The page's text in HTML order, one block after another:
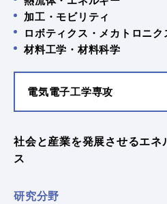
加工・モビリティ
ロボティクス・メカトロニク
材料工学・材料科学
電気電子工学専攻
社会と産業を発展させるエネ
ス
研究分野